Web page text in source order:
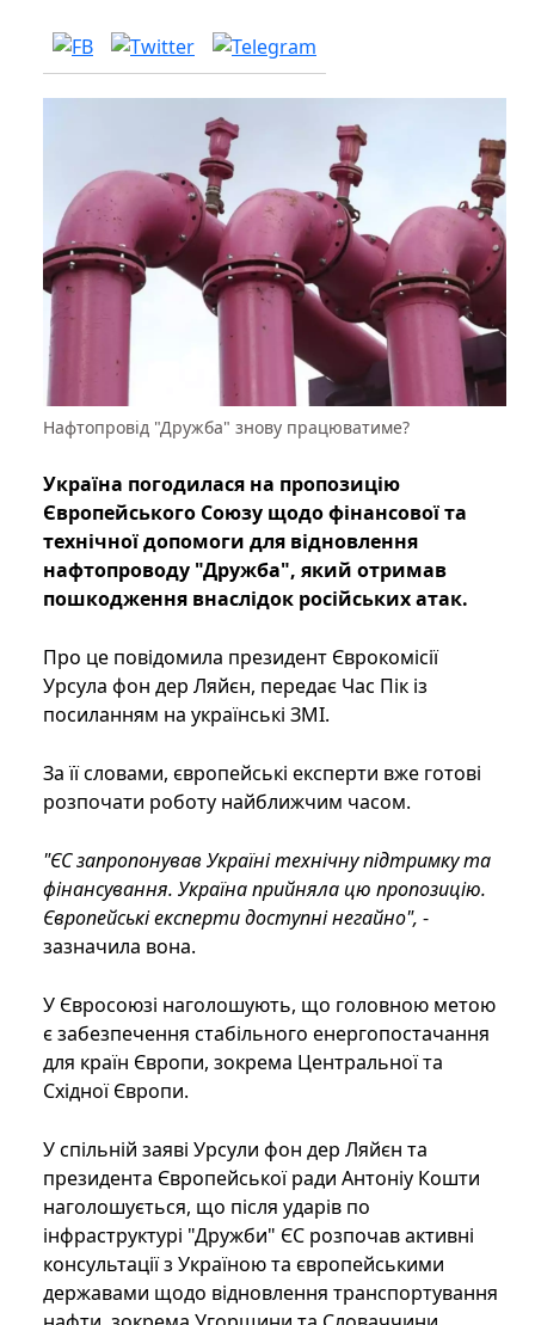
Нафтопровід "Дружба" знову працюватиме?
Україна погодилася на пропозицію
Європейського Союзу щодо фінансової та
технічної допомоги для відновлення
нафтопроводу "Дружба", який отримав
пошкодження внаслідок російських атак.
Про це повідомила президент Єврокомісії
Урсула фон дер Ляйєн, передає Час Пік із
посиланням на українські ЗМІ.
За її словами, європейські експерти вже готові
розпочати роботу найближчим часом.
"ЄС запропонував Україні технічну підтримку та
фінансування. Україна прийняла цю пропозицію.
Європейські експерти доступні негайно", -
зазначила вона.
У Євросоюзі наголошують, що головною метою
є забезпечення стабільного енергопостачання
для країн Європи, зокрема Центральної та
Східної Європи.
У спільній заяві Урсули фон дер Ляйєн та
президента Європейської ради Антоніу Кошти
наголошується, що після ударів по
інфраструктурі "Дружби" ЄС розпочав активні
консультації з Україною та європейськими
державами щодо відновлення транспортування